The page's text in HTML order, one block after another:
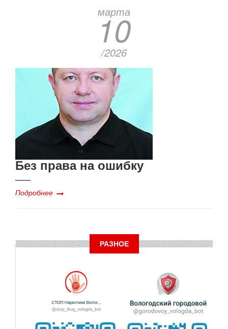
марта
10
/2026
Без права на ошибку
Подробнее
РАЗНОЕ